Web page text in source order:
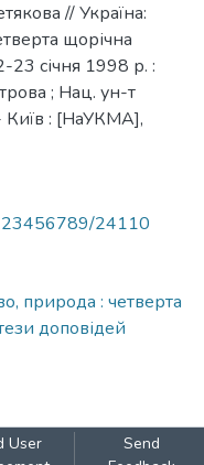
// Україна:
щорічна
23 січня 1998 р. :
; Нац. ун-т
Київ : [НаУКМА],
24110
природа : четверта
доповідей
User
Send